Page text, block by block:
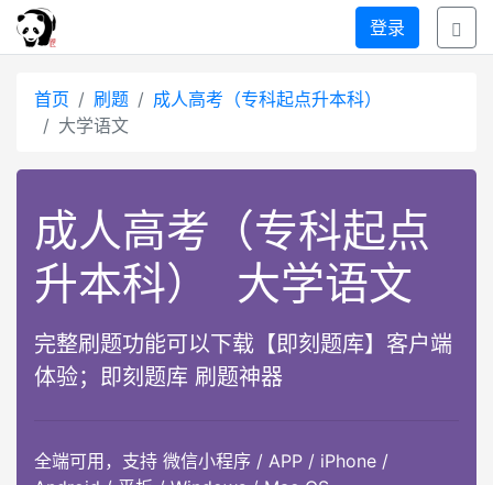
登录
首页 刷题
成人高考（专科起点升本科）
大学语文
成人高考（专科起点
升本科）
大学语文
完整刷题功能可以下载【即刻题库】客户端
体验；即刻题库 刷题神器
全端可用，支持 微信小程序 / APP / iPhone /